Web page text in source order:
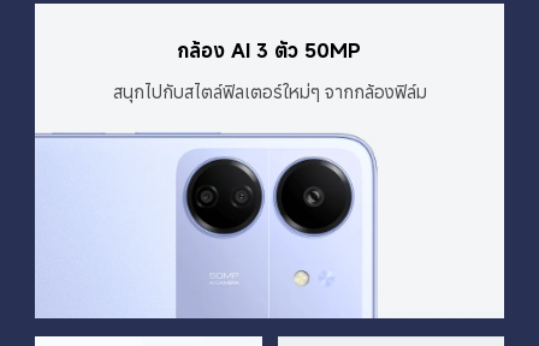
กล้อง AI 3 ตัว 50MP
สนุกไปกับสไตล์ฟิลเตอร์ใหม่ๆ จากกล้องฟิล์ม